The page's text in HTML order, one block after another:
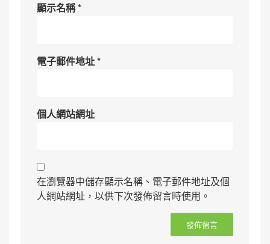
顯示名稱*
電子郵件地址*
個人網站網址
在瀏覽器中儲存顯示名稱、電子郵件地址及個
人網站網址，以供下次發佈留言時使用。